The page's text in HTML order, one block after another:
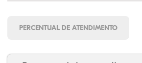
PERCENTUAL DE ATENDIMENTO